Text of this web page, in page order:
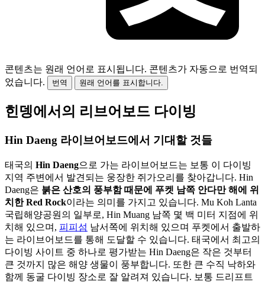
콘텐츠는 원래 언어로 표시됩니다. 콘텐츠가 자동으로 번역되
었습니다.
번역 원래 언어를 표시합니다.
힌뎅에서의 리브어보드 다이빙
Hin Daeng 라이브어보드에서 기대할 것들
태국의 Hin Daeng으로 가는 라이브어보드는 보통 이 다이빙
지역 주변에서 발견되는 웅장한 쥐가오리를 찾아갑니다. Hin
Daeng은 붉은 산호의 풍부함 때문에 푸켓 남쪽 안다만 해에 위
치한 Red Rock이라는 의미를 가지고 있습니다. Mu Koh Lanta
국립해양공원의 일부로, Hin Muang 남쪽 몇 백 미터 지점에 위
치해 있으며, 피피섬 남서쪽에 위치해 있으며 푸켓에서 출발하
는 라이브어보드를 통해 도달할 수 있습니다. 태국에서 최고의
다이빙 사이트 중 하나로 평가받는 Hin Daeng은 작은 것부터
큰 것까지 많은 해양 생물이 풍부합니다. 또한 큰 수직 낙하와
함께 동굴 다이빙 장소로 잘 알려져 있습니다. 보통 드리프트